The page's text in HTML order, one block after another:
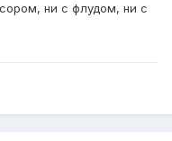
ни с флудом, ни с